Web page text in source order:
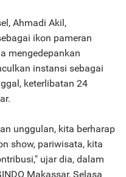
Ahmadi Akil,
ikon pameran
mengedepankan
instansi sebagai
keterlibatan 24
unggulan, kita berharap
show, pariwisata, kita
ujar dia, dalam
Makassar, Selasa